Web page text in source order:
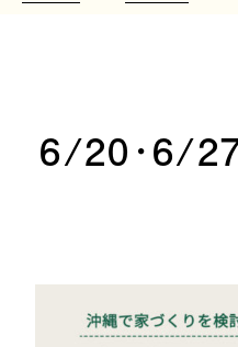
6/20･6/27